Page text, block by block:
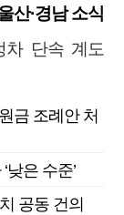
산·경남 소식
차 단속 계도
금 조례안 처
낮은 수준’
공동 건의